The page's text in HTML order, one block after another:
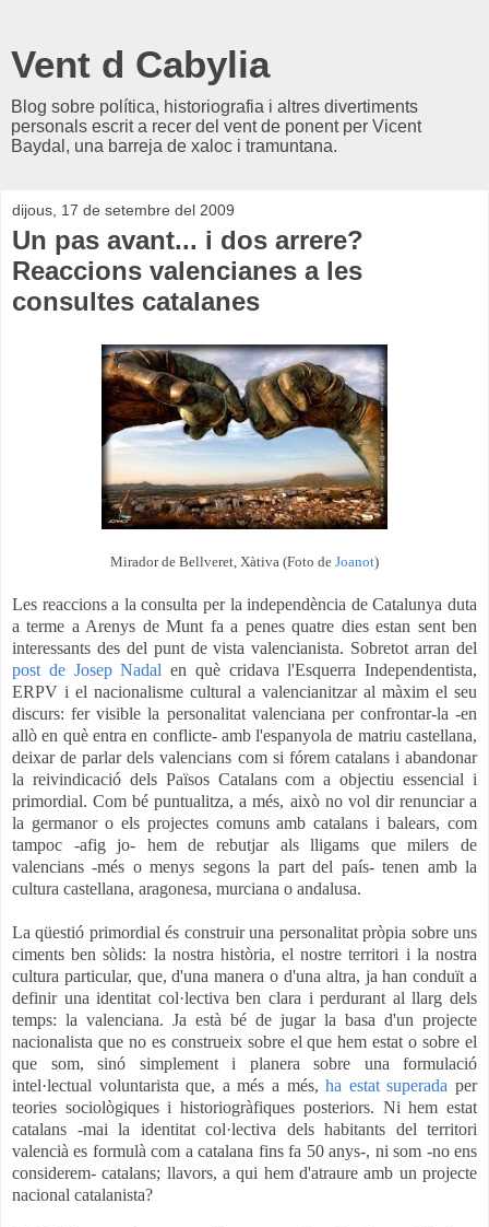
Vent d Cabylia
Blog sobre política, historiografia i altres divertiments
personals escrit a recer del vent de ponent per Vicent
Baydal, una barreja de xaloc i tramuntana.
dijous, 17 de setembre del 2009
Un pas avant... i dos arrere?
Reaccions valencianes a les
consultes catalanes
Mirador de Bellveret, Xàtiva (Foto de Joanot)
Les reaccions a la consulta per la independència de Catalunya duta
a terme a Arenys de Munt fa a penes quatre dies estan sent ben
interessants des del punt de vista valencianista. Sobretot arran del
post de Josep Nadal en què cridava l'Esquerra Independentista,
ERPV i el nacionalisme cultural a valencianitzar al màxim el seu
discurs: fer visible la personalitat valenciana per confrontar-la -en
allò en què entra en conflicte- amb l'espanyola de matriu castellana,
deixar de parlar dels valencians com si fórem catalans i abandonar
la reivindicació dels Països Catalans com a objectiu essencial i
primordial. Com bé puntualitza, a més, això no vol dir renunciar a
la germanor o els projectes comuns amb catalans i balears, com
tampoc -afig jo- hem de rebutjar als lligams que milers de
valencians -més o menys segons la part del país- tenen amb la
cultura castellana, aragonesa, murciana o andalusa.
La qüestió primordial és construir una personalitat pròpia sobre uns
ciments ben sòlids: la nostra història, el nostre territori i la nostra
cultura particular, que, d'una manera o d'una altra, ja han conduït a
definir una identitat col·lectiva ben clara i perdurant al llarg dels
temps: la valenciana. Ja està bé de jugar la basa d'un projecte
nacionalista que no es construeix sobre el que hem estat o sobre el
que som, sinó simplement i planera sobre una formulació
intel·lectual voluntarista que, a més a més,ha estat superada per
teories sociològiques i historiogràfiques posteriors. Ni hem estat
catalans -mai la identitat col·lectiva
dels habitants del territori
valencià es formulà com a catalana fins fa 50 anys-, ni som -no ens
considerem- catalans; llavors, a qui hem d'atraure amb un projecte
nacional catalanista?